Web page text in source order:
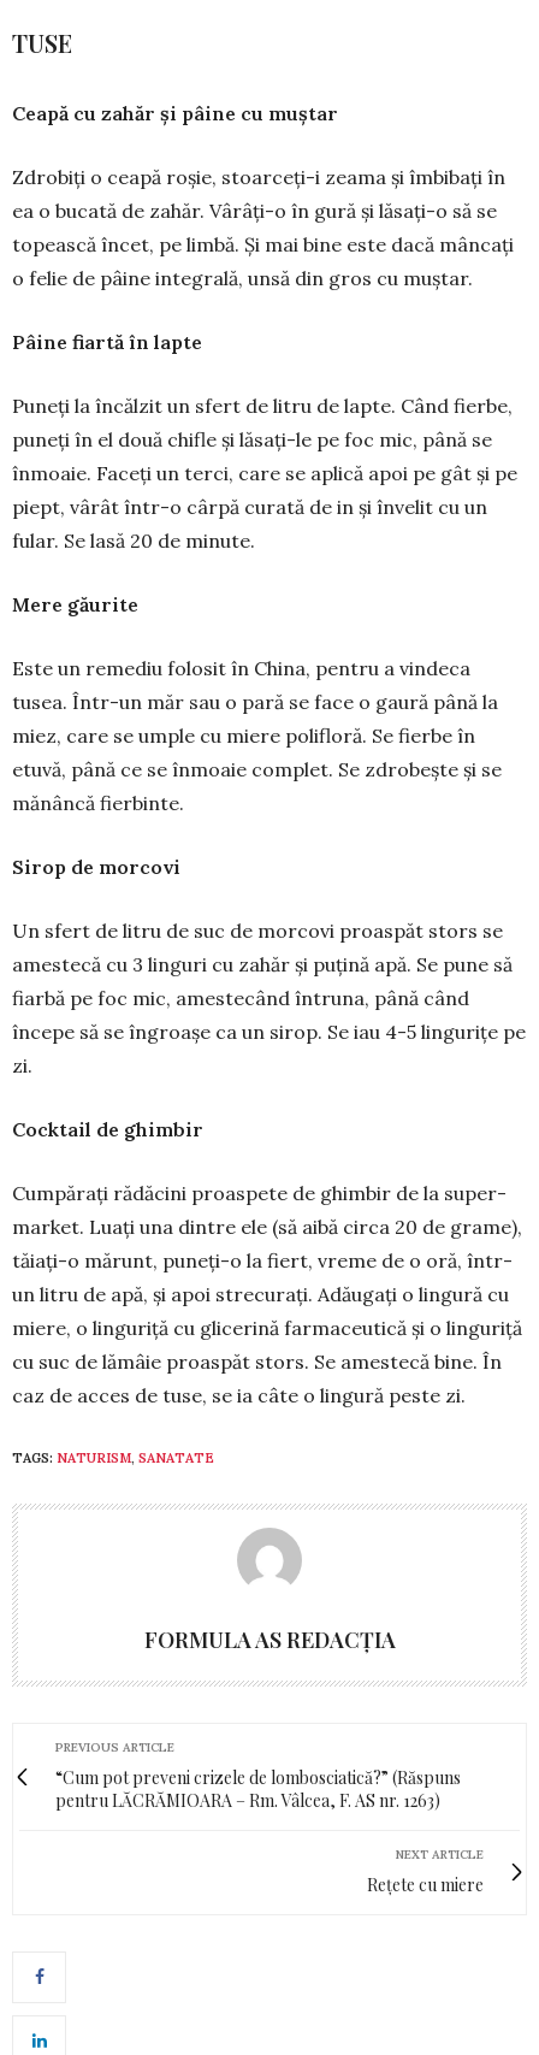
TUSE
Ceapă cu zahăr și pâine cu muștar
Zdrobiți o ceapă roșie, stoarceți-i zea­ma și îmbibați în
ea o bucată de zahăr. Vârâți-o în gură și lăsați-o să se
topească încet, pe limbă. Și mai bine este dacă mâncați
o felie de pâine integrală, unsă din gros cu muștar.
Pâine fiartă în lapte
Puneți la încălzit un sfert de litru de lapte. Când fierbe,
puneți în el două chifle și lăsați-le pe foc mic, până se
înmoaie. Faceți un terci, care se aplică apoi pe gât și pe
piept, vârât într-o cârpă curată de in și învelit cu un
fular. Se lasă 20 de minute.
Mere găurite
Este un remediu folosit în China, pentru a vin­deca
tusea. Într-un măr sau o pară se face o gaură până la
miez, care se umple cu miere polifloră. Se fierbe în
etuvă, până ce se înmoaie complet. Se zdro­bește și se
mănâncă fierbinte.
Sirop de morcovi
Un sfert de litru de suc de morcovi proaspăt stors se
amestecă cu 3 linguri cu zahăr și pu­țină apă. Se pune să
fiar­bă pe foc mic, ames­tecând în­truna, până când
începe să se îngroașe ca un sirop. Se iau 4-5 lingurițe pe
zi.
Cocktail de ghimbir
Cumpărați rădăcini proas­pete de ghimbir de la super­
mar­ket. Luați una dintre ele (să aibă circa 20 de grame),
tăiați-o mărunt, pune­ți-o la fiert, vreme de o oră, într-
un litru de apă, și apoi strecurați. Adău­gați o lingură cu
miere, o linguriță cu gli­cerină farmaceutică și o linguriță
cu suc de lămâie proas­păt stors. Se a­mes­tecă bine. În
caz de acces de tuse, se ia câte o lingură peste zi.
TAGS: NATURISM, SANATATE
FORMULA AS REDACȚIA
PREVIOUS ARTICLE
“Cum pot preveni crizele de lombosciatică?” (Răspuns
pentru LĂCRĂMIOARA – Rm. Vâlcea, F. AS nr. 1263)
NEXT ARTICLE
Rețete cu miere